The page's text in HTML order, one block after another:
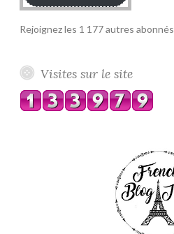
Rejoignez les 1 177 autres abonnés
Visites sur le site